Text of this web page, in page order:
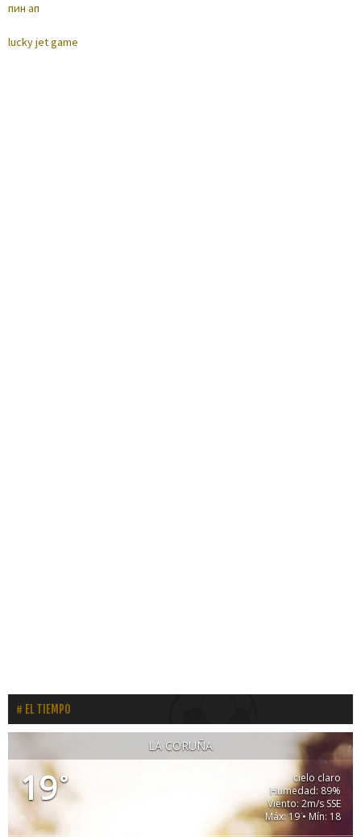
пин ап
lucky jet game
EL TIEMPO
LA CORUÑA
19°
cielo claro
Humedad: 89%
Viento: 2m/s SSE
Máx: 19 • Mín: 18